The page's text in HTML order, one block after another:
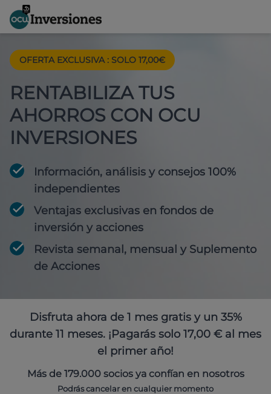
OFERTA EXCLUSIVA : SOLO 17,00€
RENTABILIZA TUS
AHORROS CON OCU
INVERSIONES
Información, análisis y consejos 100%
independientes
Ventajas exclusivas en fondos de
inversión y acciones
Revista semanal, mensual y Suplemento
de Acciones
Disfruta ahora de 1 mes gratis y un 35%
durante 11 meses. ¡Pagarás solo 17,00 € al mes
el primer año!
Más de 179.000 socios ya confían en nosotros
Podrás cancelar en cualquier momento